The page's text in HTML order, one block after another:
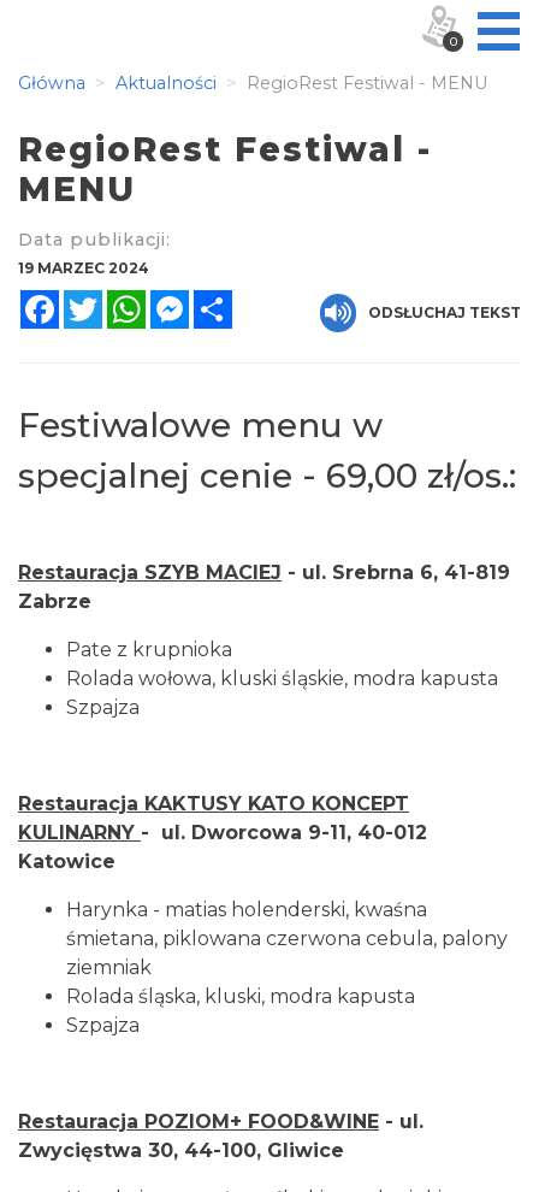
Główna Aktualności RegioRest Festiwal - MENU
RegioRest Festiwal -
MENU
Data publikacji:
19 MARZEC 2024
FacebookTwitterWhatsAppMessenger
ODSŁUCHAJ TEKST
Festiwalowe menu w
specjalnej cenie - 69,00 zł/os.:
Restauracja SZYB MACIEJ - ul. Srebrna 6, 41-819
Zabrze
Pate z krupnioka
Rolada wołowa, kluski śląskie, modra kapusta
Szpajza
Restauracja KAKTUSY KATO KONCEPT
KULINARNY - ul. Dworcowa 9-11, 40-012
Katowice
Harynka - matias holenderski, kwaśna
śmietana, piklowana czerwona cebula, palony
ziemniak
Rolada śląska, kluski, modra kapusta
Szpajza
Restauracja POZIOM+ FOOD&WINE - ul.
Zwycięstwa 30, 44-100, Gliwice
0